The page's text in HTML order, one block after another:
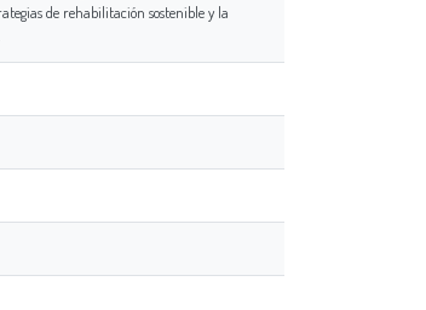
de rehabilitación sostenible y la